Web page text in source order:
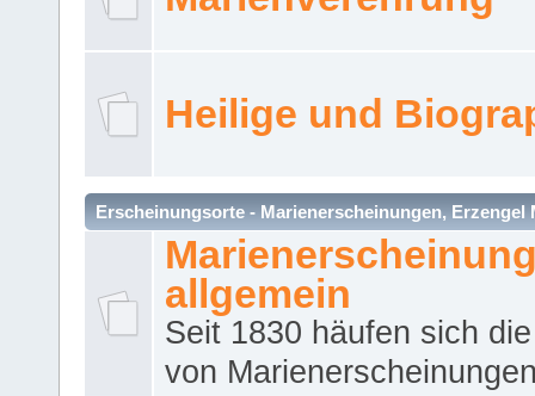
Heilige und
Erscheinungsorte - Marienerscheinungen, Erzengel
allgemein
Seit 1830 häufen sich
von